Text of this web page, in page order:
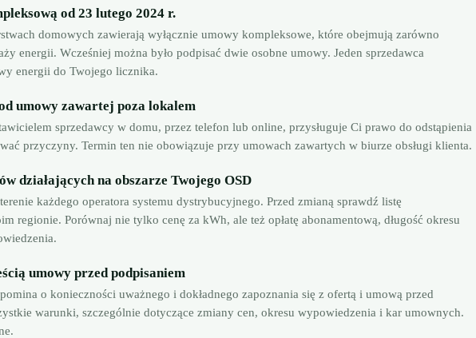
od 23 lutego 2024 r.
domowych zawierają wyłącznie umowy kompleksowe, które obejmują zarówno
energii. Wcześniej można było podpisać dwie osobne umowy. Jeden sprzedawca
energii do Twojego licznika.
umowy zawartej poza lokalem
sprzedawcy w domu, przez telefon lub online, przysługuje Ci prawo do odstąpienia
przyczyny. Termin ten nie obowiązuje przy umowach zawartych w biurze obsługi klienta.
działających na obszarze Twojego OSD
każdego operatora systemu dystrybucyjnego. Przed zmianą sprawdź listę
regionie. Porównaj nie tylko cenę za kWh, ale też opłatę abonamentową, długość okresu
umowy przed podpisaniem
o konieczności uważnego i dokładnego zapoznania się z ofertą i umową przed
warunki, szczególnie dotyczące zmiany cen, okresu wypowiedzenia i kar umownych.